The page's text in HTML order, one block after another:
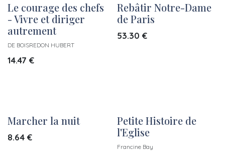
Le courage des chefs
- Vivre et diriger
autrement
DE BOISREDON HUBERT
14.47 €
Rebâtir Notre-Dame
de Paris
53.30 €
Marcher la nuit
8.64 €
Petite Histoire de
l'Eglise
Francine Bay